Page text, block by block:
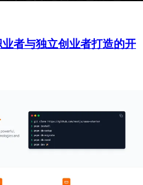
者与独立创业者打造的开